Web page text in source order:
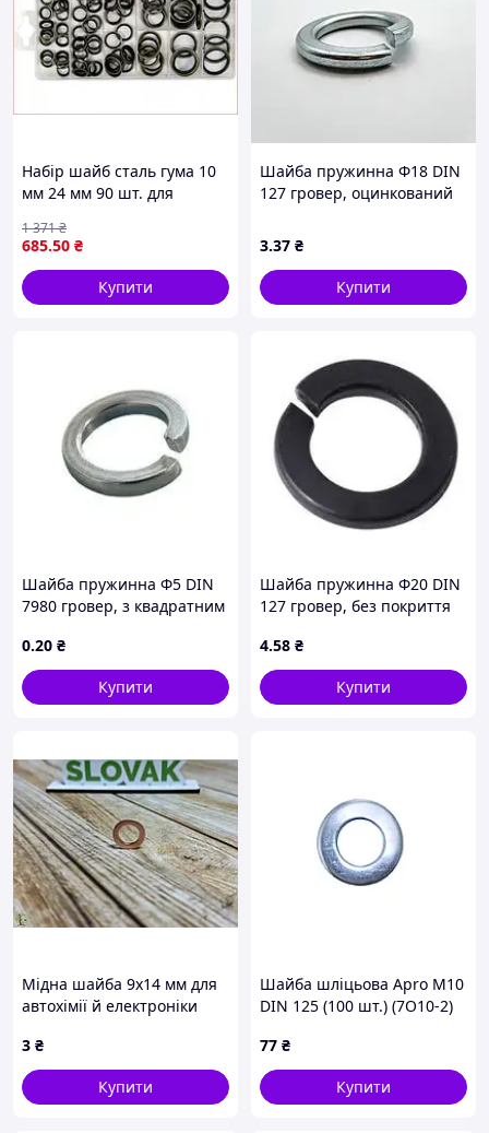
Набір шайб сталь гума 10
мм 24 мм 90 шт. для
універсальні накладки
685.50 ₴
1 371₴
Купити
Шайба пружинна Ф18 DIN
127 гровер, оцинкований
3.37 ₴
Купити
Шайба пружинна Ф5 DIN
7980 гровер, з квадратним
0.20 ₴
Купити
Шайба пружинна Ф20 DIN
127 гровер, без покриття
4.58 ₴
Купити
Мідна шайба 9х14 мм для
автохімії й електроніки
3 ₴
Купити
Шайба шліцьова Apro М10
DIN 125 (100 шт.) (7O10-2)
77 ₴
Купити